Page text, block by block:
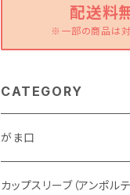
配送料
※一部の商品は
CATEGORY
がま口
カップスリーブ（アンポルテ